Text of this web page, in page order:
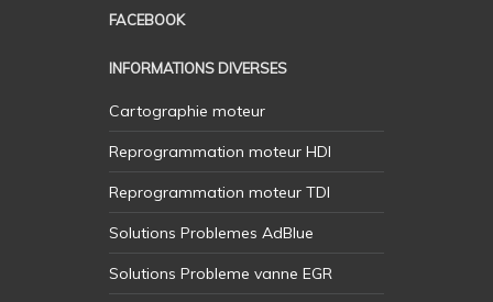
FACEBOOK
INFORMATIONS DIVERSES
Cartographie moteur
Reprogrammation moteur HDI
Reprogrammation moteur TDI
Solutions Problemes AdBlue
Solutions Probleme vanne EGR